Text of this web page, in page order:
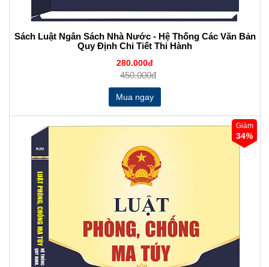
Sách Luật Ngân Sách Nhà Nước - Hệ Thống Các Văn Bản
Quy Định Chi Tiết Thi Hành
280.000đ
450.000đ
Giảm
34%